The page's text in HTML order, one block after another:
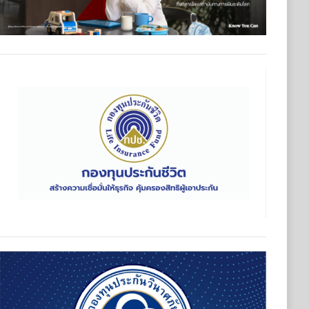
ทุนประกันวินาศภัย (กปว.) ประกาศเปิดรับสมัครบุคคลเพื่อตัดเลือ
กันวินาศภัย